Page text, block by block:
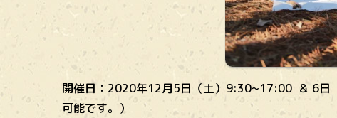
開催日：2020年12月5日（土）9:30~17:00 ＆ 6
可能です。）